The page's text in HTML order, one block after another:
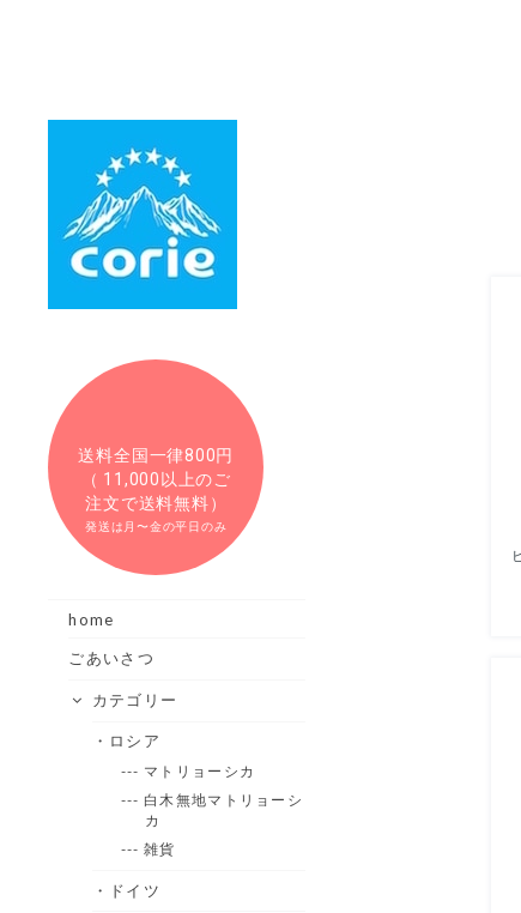
送料全国一律800円
（ 11,000以上のご
注文で送料無料）
発送は月〜金の平日のみ
home
ごあいさつ
カテゴリー
・ロシア
--- マトリョーシカ
--- 白木無地マトリョーシ
カ
--- 雑貨
・ドイツ